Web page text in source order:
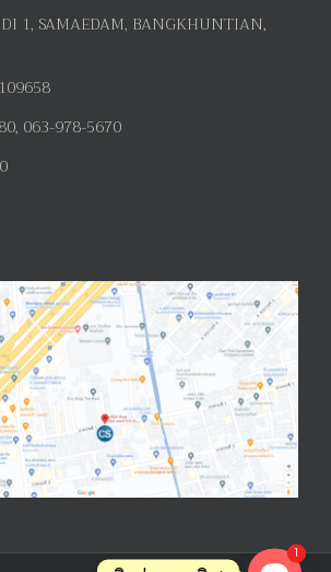
1, SAMAEDAM, BANGKHUNTIAN,
063-978-5670
1